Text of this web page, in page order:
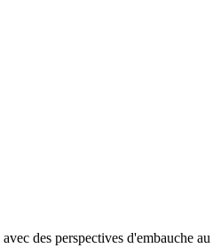
des perspectives d'embauche au